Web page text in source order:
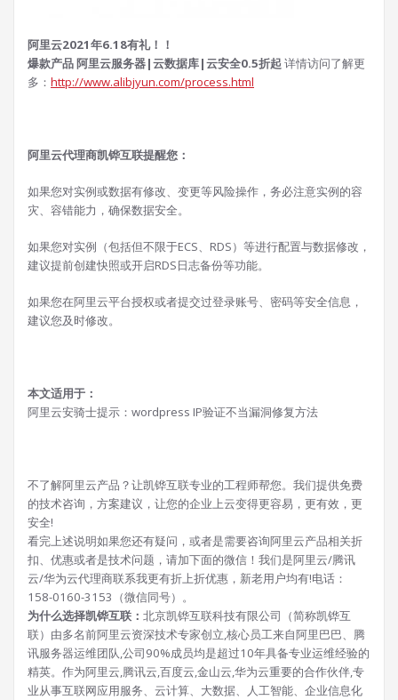
阿里云2021年6.18有礼！！
爆款产品 阿里云服务器|云数据库|云安全0.5折起详情访问了解更
多： http://www.alibjyun.com/process.html
阿里云代理商凯铧互联提醒您：
如果您对实例或数据有修改、变更等风险操作，务必注意实例的容
灾、容错能力，确保数据安全。
如果您对实例（包括但不限于ECS、RDS）等进行配置与数据修改，
建议提前创建快照或开启RDS日志备份等功能。
如果您在阿里云平台授权或者提交过登录账号、密码等安全信息，
建议您及时修改。
本文适用于：
阿里云安骑士提示：wordpress IP验证不当漏洞修复方法
不了解阿里云产品？让凯铧互联专业的工程师帮您。我们提供免费
的技术咨询，方案建议，让您的企业上云变得更容易，更有效，更
安全!
看完上述说明如果您还有疑问，或者是需要咨询阿里云产品相关折
扣、优惠或者是技术问题，请加下面的微信！我们是阿里云/腾讯
云/华为云代理商联系我更有折上折优惠，新老用户均有!电话：
158-0160-3153（微信同号）。
为什么选择凯铧互联： 北京凯铧互联科技有限公司（简称凯铧互
联）由多名前阿里云资深技术专家创立,核心员工来自阿里巴巴、腾
讯服务器运维团队,公司90%成员均是超过10年具备专业运维经验的
精英。作为阿里云,腾讯云,百度云,金山云,华为云重要的合作伙伴,专
业从事互联网应用服务、云计算、大数据、人工智能、企业信息化